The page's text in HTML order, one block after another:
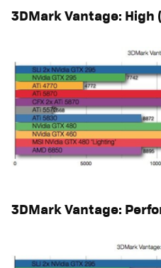
3DMark Vantage: High
3DMark Vantage: